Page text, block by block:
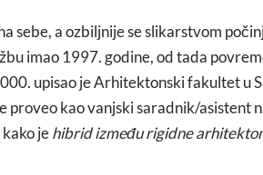
sebe, a ozbiljnije se slikarstvom
imao 1997. godine, od tada
upisao je Arhitektonski fakultet u
proveo kao vanjski saradnik/asistent
jehibrid između rigidne